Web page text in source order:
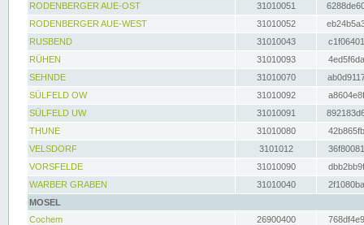
RODENBERGER AUE-OST
31010051
RODENBERGER AUE-WEST
31010052
RUSBEND
31010043
RÜHEN
31010093
SEHNDE
31010070
SÜLFELD OW
31010092
SÜLFELD UW
31010091
THUNE
31010080
VELSDORF
3101012
VORSFELDE
31010090
WARBER GRABEN
31010040
MOSEL
Cochem
26900400